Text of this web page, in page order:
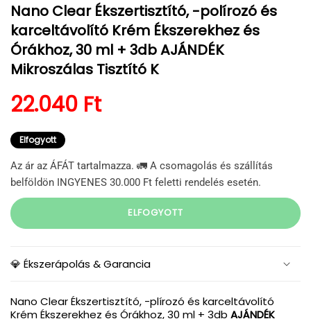
Nano Clear Ékszertisztító, -polírozó és
karceltávolító Krém Ékszerekhez és
Órákhoz, 30 ml + 3db AJÁNDÉK
Mikroszálas Tisztító K
Normál ár
22.040 Ft
Elfogyott
Az ár az ÁFÁT tartalmazza. 🚛 A csomagolás és szállítás
belföldön INGYENES 30.000 Ft feletti rendelés esetén.
ELFOGYOTT
💎 Ékszerápolás & Garancia
Nano Clear Ékszertisztító, -plírozó és karceltávolító
Krém Ékszerekhez és Órákhoz, 30 ml + 3db AJÁNDÉK